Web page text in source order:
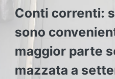
Conti correnti:
sono
maggior parte
mazzata a